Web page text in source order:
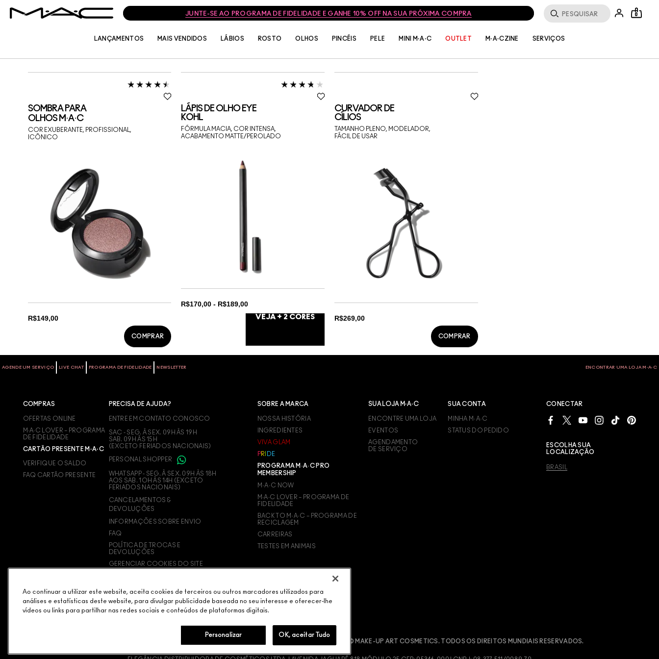
JUNTE-SE AO PROGRAMA DE FIDELIDADE E GANHE 10% OFF NA SUA PRÓXIMA COMPRA 0
LANÇAMENTOS MAIS VENDIDOS LÁBIOS ROSTO OLHOS PINCÉIS PELE MINI M·A·C OUTLET M·A·CZINE SERVIÇOS
ESPECIAL DIA DAS MÃES
SOMBRA PARA
OLHOS M·A·C
COR EXUBERANTE, PROFISSIONAL,
ICÔNICO
R$149,00
COMPRAR
LÁPIS DE OLHO EYE
KOHL
FÓRMULA MACIA, COR INTENSA,
ACABAMENTO MATTE/PEROLADO
R$170,00 - R$189,00
VEJA + 2 CORES
COSTA RICHE
CURVADOR DE
CÍLIOS
TAMANHO PLENO, MODELADOR,
FÁCIL DE USAR
R$269,00
COMPRAR
AGENDE UM SERVIÇO LIVE CHAT PROGRAMA DE FIDELIDADE NEWSLETTER ENCONTRAR UMA LOJA M∙A∙C
COMPRAS
OFERTAS ONLINE
M∙A∙C LOVER – PROGRAMA
DE FIDELIDADE
CARTÃO PRESENTE M·A·C
VERIFIQUE O SALDO
FAQ CARTÃO PRESENTE
PRECISA DE AJUDA?
ENTRE EM CONTATO CONOSCO
SAC - SEG. À SEX. 09H ÀS 19H
SAB. 09H ÀS 15H
(EXCETO FERIADOS NACIONAIS)
PERSONAL SHOPPER
WHATSAPP - SEG. À SEX. 09H ÀS 18H
AOS SAB. 1OH ÀS 14H (EXCETO
FERIADOS NACIONAIS)
CANCELAMENTOS &
DEVOLUÇÕES
INFORMAÇÕES SOBRE ENVIO
FAQ
POLÍTICA DE TROCAS E
DEVOLUÇÕES
GERENCIAR COOKIES DO SITE
SOBRE A MARCA
NOSSA HISTÓRIA
INGREDIENTES
VIVA GLAM
PR D E
PROGRAMA M·A·C PRO
MEMBERSHIP
M·A·C NOW
M∙A∙C LOVER – PROGRAMA DE
FIDELIDADE
BACK TO M·A·C – PROGRAMA DE
RECICLAGEM
CARREIRAS
TESTES EM ANIMAIS
SUA LOJA M·A·C
ENCONTRE UMA LOJA
EVENTOS
AGENDAMENTO
DE SERVIÇO
SUA CONTA
MINHA M·A·C
STATUS DO PEDIDO
CONECTAR
ESCOLHA SUA
LOCALIZAÇÃO
BRASIL
© MAKE-UP ART COSMETICS. TODOS OS DIREITOS MUNDIAIS RESERVADOS.
Ao continuar a utilizar este website, aceita cookies de terceiros ou outros marcadores utilizados para
análises e estatísticas deste website, para divulgar publicidade baseada no seu interesse e oferecer-lhe
vídeos ou links para partilhar nas redes sociais e conteúdos de plataformas digitais.
Personalizar OK, aceitar Tudo